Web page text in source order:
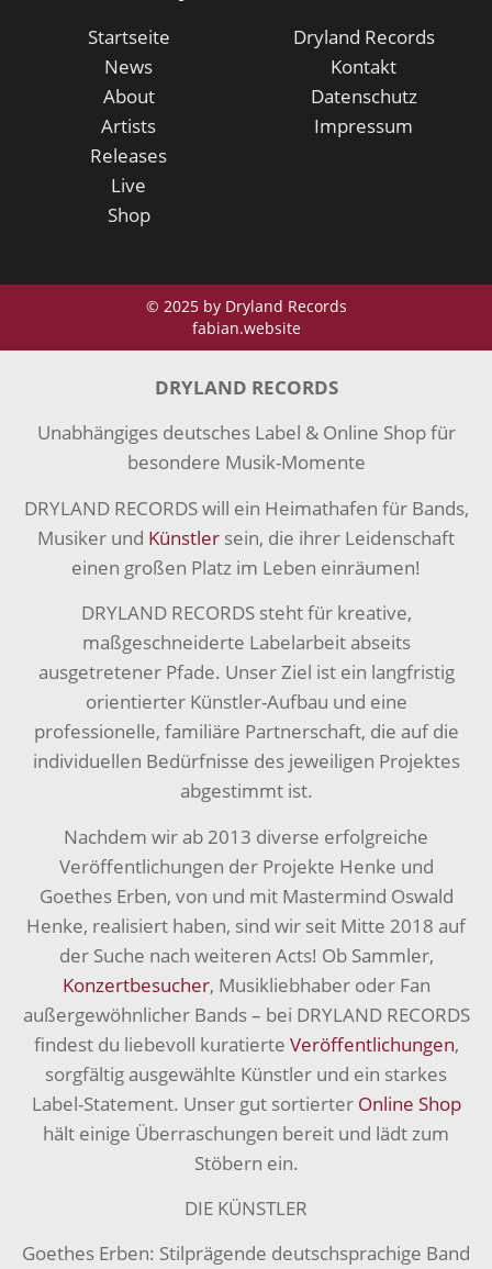
Startseite
News
About
Artists
Releases
Live
Shop
Dryland Records
Kontakt
Datenschutz
Impressum
© 2025 by Dryland Records
fabian.website
DRYLAND RECORDS
Unabhängiges deutsches Label & Online Shop für
besondere Musik-Momente
DRYLAND RECORDS will ein Heimathafen für Bands,
Musiker und Künstler sein, die ihrer Leidenschaft
einen großen Platz im Leben einräumen!
DRYLAND RECORDS steht für kreative,
maßgeschneiderte Labelarbeit abseits
ausgetretener Pfade. Unser Ziel ist ein langfristig
orientierter Künstler-Aufbau und eine
professionelle, familiäre Partnerschaft, die auf die
individuellen Bedürfnisse des jeweiligen Projektes
abgestimmt ist.
Nachdem wir ab 2013 diverse erfolgreiche
Veröffentlichungen der Projekte Henke und
Goethes Erben, von und mit Mastermind Oswald
Henke, realisiert haben, sind wir seit Mitte 2018 auf
der Suche nach weiteren Acts! Ob Sammler,
Konzertbesucher, Musikliebhaber oder Fan
außergewöhnlicher Bands – bei DRYLAND RECORDS
findest du liebevoll kuratierte Veröffentlichungen,
sorgfältig ausgewählte Künstler und ein starkes
Label-Statement. Unser gut sortierter Online Shop
hält einige Überraschungen bereit und lädt zum
Stöbern ein.
DIE KÜNSTLER
Goethes Erben: Stilprägende deutschsprachige Band